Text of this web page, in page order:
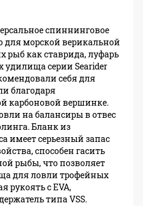
спиннинговое
морской верикальной
рыб как ставрида, луфарь
удилища серии Searider
себя для
благодаря
карбоновой вершинке.
на балансиры в отвес
Бланк из
имеет серьезный запас
способен гасить
рыбы, что позволяет
для ловли трофейных
рукоять с EVA,
типа VSS.